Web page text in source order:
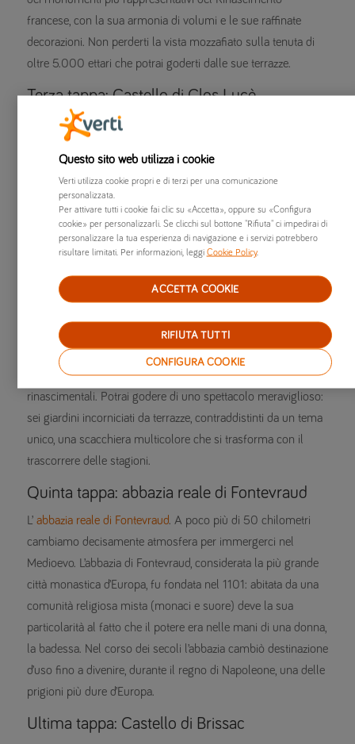
francese, con la sua armonia di volumi e le sue raffinate
decorazioni. Non perderti la vista mozzafiato sulla tenuta di
oltre 5.000 ettari che potrai goderti dalle sue terrazze.
Terza tappa: Castello di Clos Lucè
Castello di Clos Lucè
quindi, dopo circa 50 chilometri, ti suggeriamo la visita di
questo castello, che fu dimora di Leonardo da Vinci, quando
si trasferì nel 1516 su invito di Francesco I. Nominato “primo
pittore, ingegnere e architetto del re”, Leonardo lavorò su
numerosi progetti. Nel seminterrato del Castello potrai
visitare un museo a lui dedicato, con riproduzioni e
animazioni in 3D delle sue invenzioni. Da non perdere.
Quarta tappa: Castello di Villandry
Castello di Villandry
. È l’ultimo dei grandi catelli costruiti
sulle rive della Loira a poco più di 50 chilometri da Clos
Lucè. Questo castello è famoso soprattutto per i suoi giardini
rinascimentali. Potrai godere di uno spettacolo meraviglioso:
sei giardini incorniciati da terrazze, contraddistinti da un tema
unico, una scacchiera multicolore che si trasforma con il
trascorrere delle stagioni.
Quinta tappa: abbazia reale di Fontevraud
L’ abbazia reale di Fontevraud. A poco più di 50 chilometri
cambiamo decisamente atmosfera per immergerci nel
Medioevo. L’abbazia di Fontevraud, considerata la più grande
città monastica d’Europa, fu fondata nel 1101: abitata da una
comunità religiosa mista (monaci e suore) deve la sua
particolarità al fatto che il potere era nelle mani di una donna,
la badessa. Nel corso dei secoli l’abbazia cambiò destinazione
d’uso fino a divenire, durante il regno di Napoleone, una delle
prigioni più dure d’Europa.
Ultima tappa: Castello di Brissac
Questo sito web utilizza i cookie
Verti utilizza cookie propri e di terzi per una comunicazione
personalizzata.
Per attivare tutti i cookie fai clic su «Accetta», oppure su «Configura
cookie» per personalizzarli. Se clicchi sul bottone "Rifiuta" ci impedirai di
personalizzare la tua esperienza di navigazione e i servizi potrebbero
risultare limitati. Per informazioni, leggi Cookie Policy.
CONFIGURA COOKIE
RIFIUTA TUTTI
ACCETTA COOKIE